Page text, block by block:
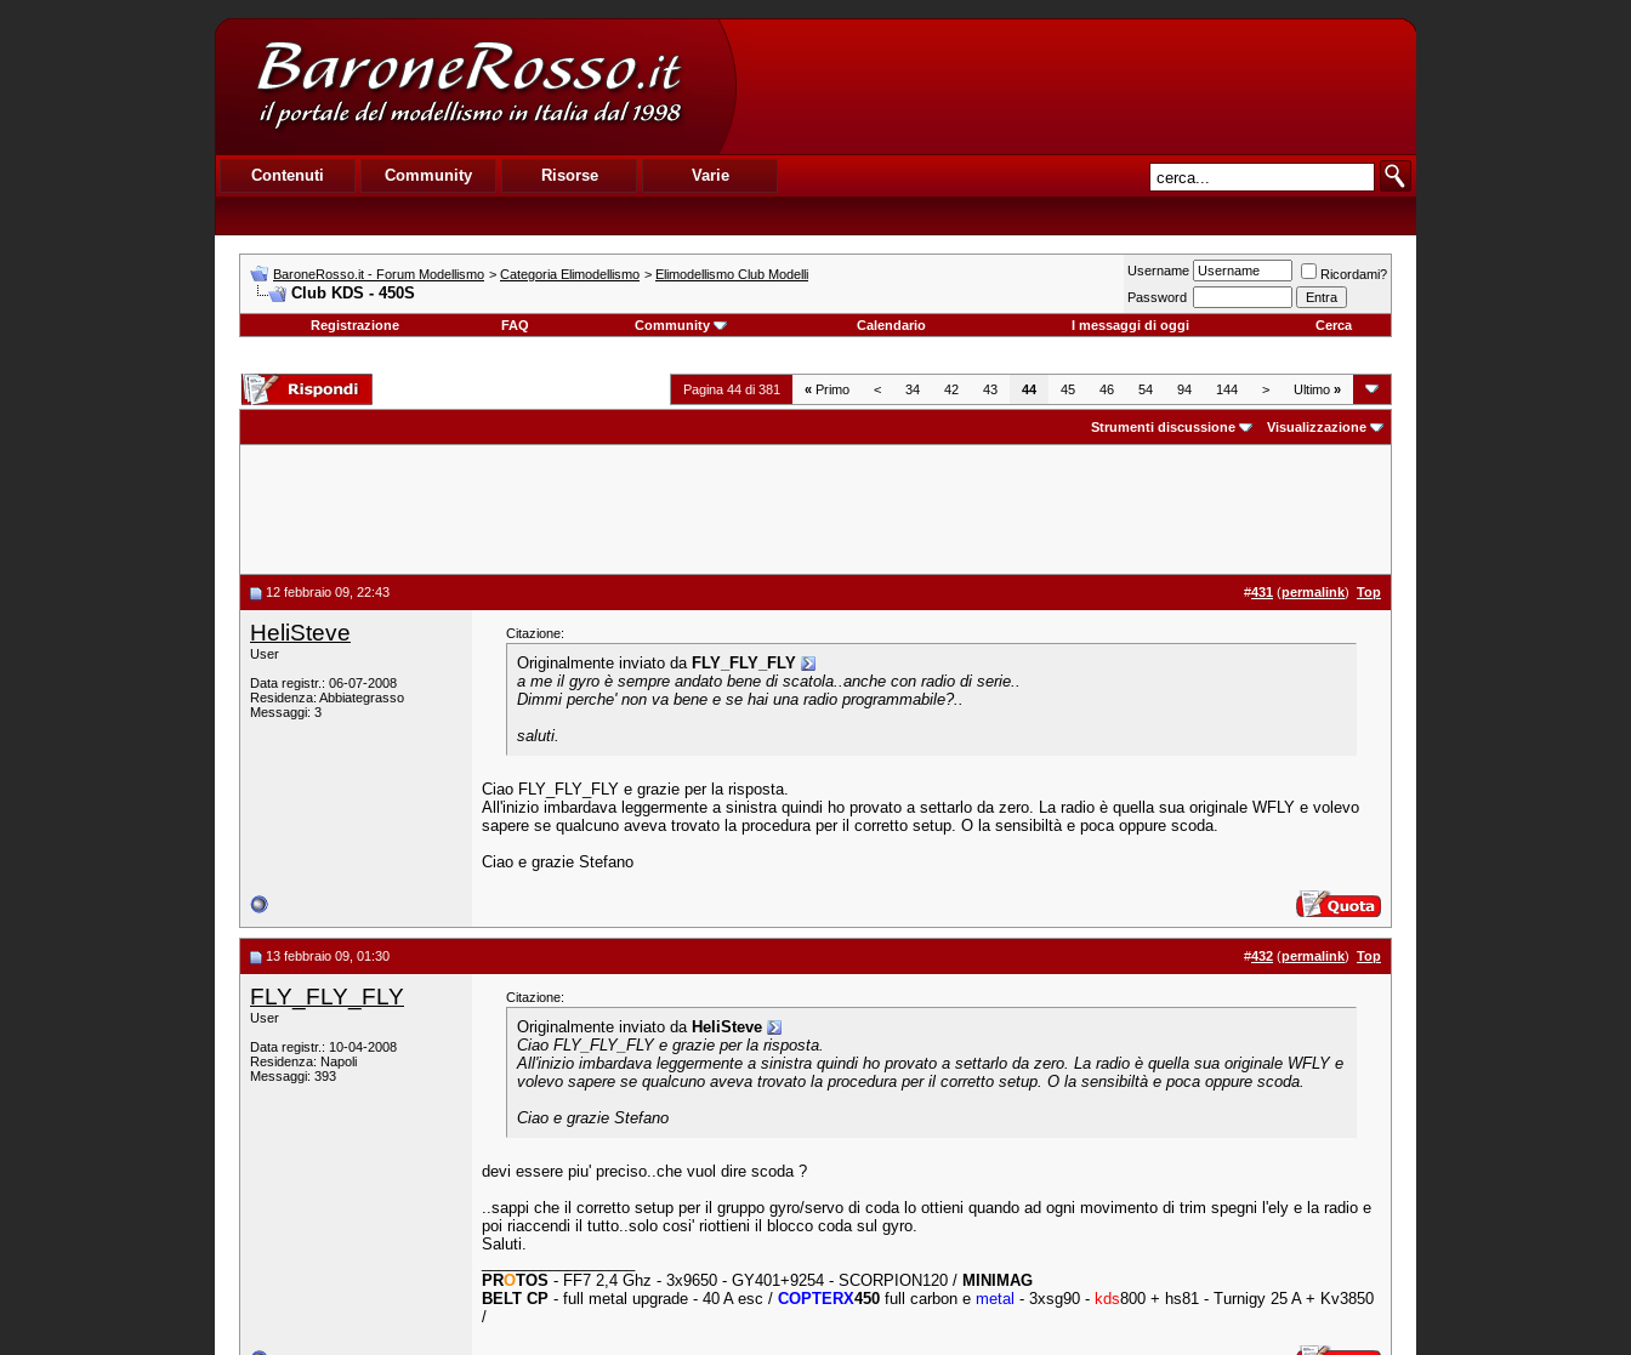
Contenuti Community Risorse Varie
BaroneRosso.it - Forum Modellismo > Categoria Elimodellismo > Elimodellismo Club Modelli
Club KDS - 450S
Username
Ricordami?
Password
Registrazione
FAQ Community Calendario I messaggi di oggi Cerca
Pagina 44 di 381 « Primo < 34 42 43 44 45 46 54 94 144 > Ultimo »
Strumenti discussione Visualizzazione
12 febbraio 09, 22:43 #431 (permalink) Top
HeliSteve
User
Data registr.: 06-07-2008
Residenza: Abbiategrasso
Messaggi: 3
Citazione:
Originalmente inviato da FLY_FLY_FLY
a me il gyro è sempre andato bene di scatola..anche con radio di serie..
Dimmi perche' non va bene e se hai una radio programmabile?..
saluti.
Ciao FLY_FLY_FLY e grazie per la risposta.
All'inizio imbardava leggermente a sinistra quindi ho provato a settarlo da zero. La radio è quella sua originale WFLY e volevo
sapere se qualcuno aveva trovato la procedura per il corretto setup. O la sensibiltà e poca oppure scoda.
Ciao e grazie Stefano
13 febbraio 09, 01:30 #432 (permalink) Top
FLY_FLY_FLY
User
Data registr.: 10-04-2008
Residenza: Napoli
Messaggi: 393
Citazione:
Originalmente inviato da HeliSteve
Ciao FLY_FLY_FLY e grazie per la risposta.
All'inizio imbardava leggermente a sinistra quindi ho provato a settarlo da zero. La radio è quella sua originale WFLY e
volevo sapere se qualcuno aveva trovato la procedura per il corretto setup. O la sensibiltà e poca oppure scoda.
Ciao e grazie Stefano
devi essere piu' preciso..che vuol dire scoda ?
..sappi che il corretto setup per il gruppo gyro/servo di coda lo ottieni quando ad ogni movimento di trim spegni l'ely e la radio e
poi riaccendi il tutto..solo cosi' riottieni il blocco coda sul gyro.
Saluti.
PROTOS - FF7 2,4 Ghz - 3x9650 - GY401+9254 - SCORPION120 / MINIMAG
BELT CP - full metal upgrade - 40 A esc / COPTERX450 full carbon e metal - 3xsg90 - kds800 + hs81 - Turnigy 25 A + Kv3850
/